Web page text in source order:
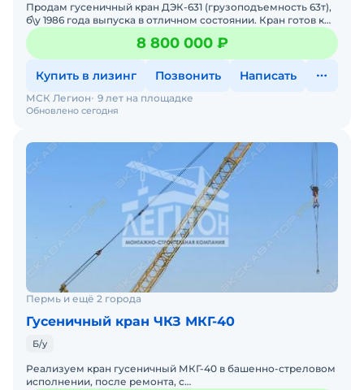
Продам гусеничный кран ДЭК-631 (грузоподъемность 63т),
б\у 1986 года выпуска в отличном состоянии. Кран готов к
работе. Возможна продажа в лизинг.Башенно-стрело
8 800 000 ₽
Купить в лизинг Позвонить Написать
Обновлено сегодня
МСК Легион 9 лет на площадке
Пермь и ещё 2 города
Гусеничный кран ЧКЗ МКГ-40
Б/у
Реализуем кран гусеничный МКГ-40 в башенно-стреловом
исполнении, после ремонта, с